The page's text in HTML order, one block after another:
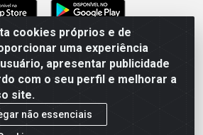
cookies próprios e de
uma experiência
apresentar publicidade
com o seu perfil e melhorar a
site.
não essenciais
- Rua Professor Caldas Filho, 291 -
/ PE CEP: 50771-335 - CNPJ
0001-23